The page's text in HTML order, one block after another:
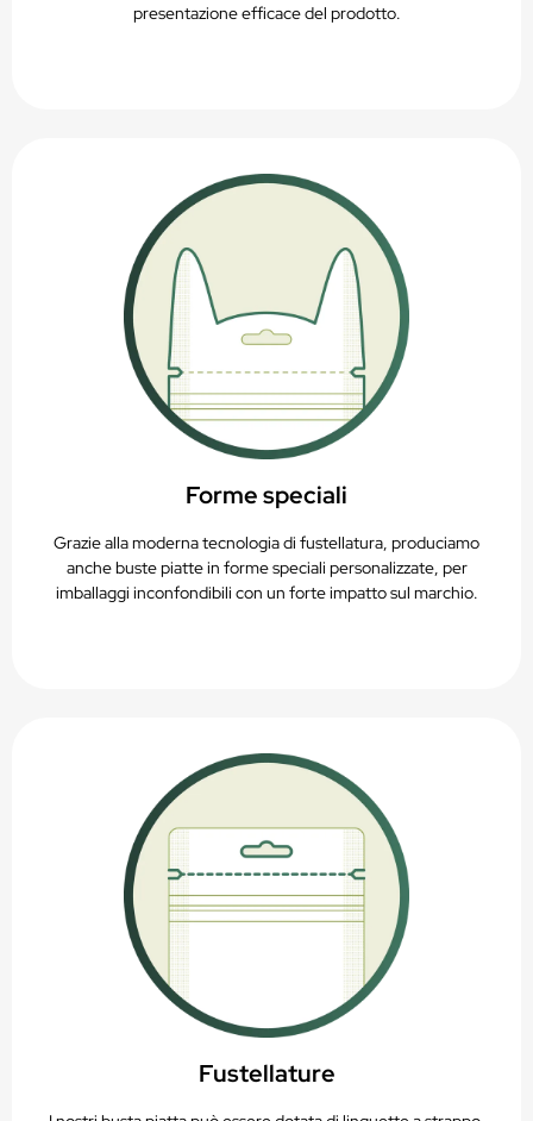
presentazione efficace del prodotto.
Forme speciali
Grazie alla moderna tecnologia di fustellatura, produciamo
anche buste piatte in forme speciali personalizzate, per
imballaggi inconfondibili con un forte impatto sul marchio.
Fustellature